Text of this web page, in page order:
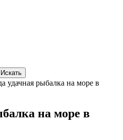
удачная рыбалка на море в
на море в